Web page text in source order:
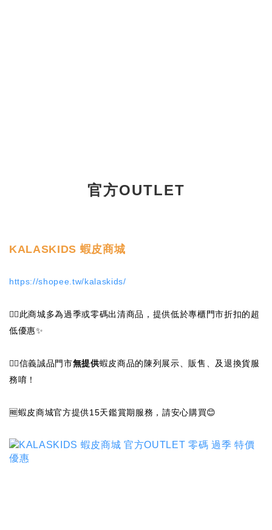
官方OUTLET
KALASKIDS 蝦皮商城
https://shopee.tw/kalaskids/
💁‍♀️此商城多為過季或零碼出清商品，提供低於專櫃門市折扣的超
低優惠✨
🙅‍♀️信義誠品門市無提供蝦皮商品的陳列展示、販售、及退換貨服
務唷！
🆓蝦皮商城官方提供15天鑑賞期服務，請安心購買😊